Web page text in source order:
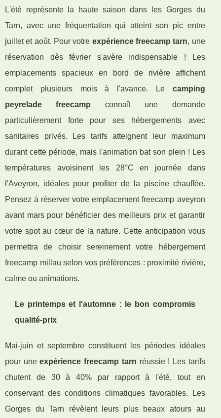
L'été représente la haute saison dans les Gorges du
Tarn, avec une fréquentation qui atteint son pic entre
juillet et août. Pour votre expérience freecamp tarn, une
réservation dès février s'avère indispensable ! Les
emplacements spacieux en bord de rivière affichent
complet plusieurs mois à l'avance. Le camping
peyrelade freecamp connaît une demande
particulièrement forte pour ses hébergements avec
sanitaires privés. Les tarifs atteignent leur maximum
durant cette période, mais l'animation bat son plein ! Les
températures avoisinent les 28°C en journée dans
l'Aveyron, idéales pour profiter de la piscine chauffée.
Pensez à réserver votre emplacement freecamp aveyron
avant mars pour bénéficier des meilleurs prix et garantir
votre spot au cœur de la nature. Cette anticipation vous
permettra de choisir sereinement votre hébergement
freecamp millau selon vos préférences : proximité rivière,
calme ou animations.
Le printemps et l'automne : le bon compromis
qualité-prix
Mai-juin et septembre constituent les périodes idéales
pour uneexpérience freecamp tarn réussie ! Les tarifs
chutent de 30 à 40% par rapport à l'été, tout en
conservant des conditions climatiques favorables. Les
Gorges du Tarn révèlent leurs plus beaux atours au